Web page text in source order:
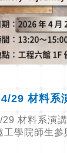
4/29 材料系
士，敬邀工
29 材料系演
工學院師生